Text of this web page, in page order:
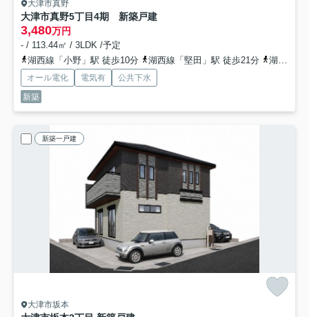
大津市真野
大津市真野5丁目4期 新築戸建
3,480万円
- / 113.44㎡ / 3LDK /予定
湖西線「小野」駅 徒歩10分
湖西線「堅田」駅 徒歩21分 湖西線「和邇」駅 徒歩44分
オール電化 電気有
公共下水
新築
新築一戸建
大津市坂本